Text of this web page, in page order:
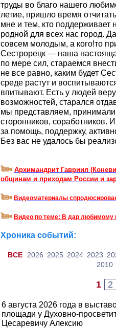
труды во благо нашего
летие, пришло время
мне и тем, кто поддерживает
родной для всех нас город.
совсем молодым, а кого!то
Сестрорецк — наша
по мере сил, стараемся
не все равно, каким будет
среде растут и
впитывают. Есть у людей
возможностей, старался
мы представляем, принимали
сторонников, соработников.
за помощь, поддержку,
Без вас не удалось бы
Архимандрит Гавриил (
общинам и приходам России и
Видеоматериалы
Видео по теме: В дар любимому
Хроника событий:
ВCE 2026 2025 2024 2023
2010
1 2
6 августа 2026 года в
площади у Духовно-
Цесаревичу Алексию